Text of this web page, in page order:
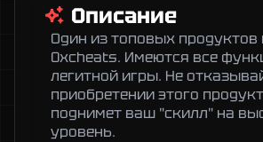
Описание
Один из топовых
0xcheats. Имеются все
легитной игры. Не
приобретении этого
поднимет ваш "скилл" на
уровень.